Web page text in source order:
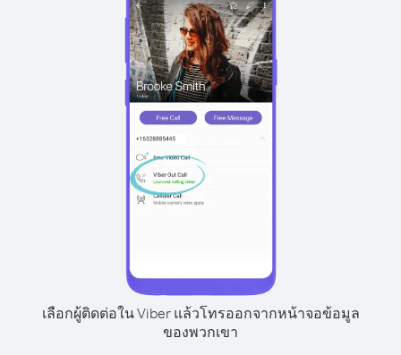
เลือกผู้ติดต่อใน Viber แล้วโทรออกจากหน้าจอข้อมูล
ของพวกเขา